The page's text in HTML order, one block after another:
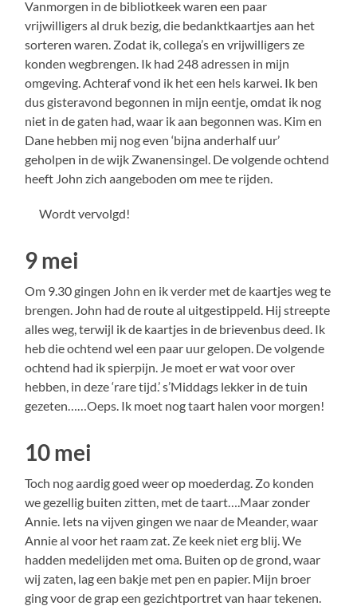
Vanmorgen in de bibliotkeek waren een paar
vrijwilligers al druk bezig, die bedanktkaartjes aan het
sorteren waren. Zodat ik, collega’s en vrijwilligers ze
konden wegbrengen. Ik had 248 adressen in mijn
omgeving. Achteraf vond ik het een hels karwei. Ik ben
dus gisteravond begonnen in mijn eentje, omdat ik nog
niet in de gaten had, waar ik aan begonnen was. Kim en
Dane hebben mij nog even ‘bijna anderhalf uur’
geholpen in de wijk Zwanensingel. De volgende ochtend
heeft John zich aangeboden om mee te rijden.
Wordt vervolgd!
9 mei
Om 9.30 gingen John en ik verder met de kaartjes weg te
brengen. John had de route al uitgestippeld. Hij streepte
alles weg, terwijl ik de kaartjes in de brievenbus deed. Ik
heb die ochtend wel een paar uur gelopen. De volgende
ochtend had ik spierpijn. Je moet er wat voor over
hebben, in deze ‘rare tijd.’ s’Middags lekker in de tuin
gezeten……Oeps. Ik moet nog taart halen voor morgen!
10 mei
Toch nog aardig goed weer op moederdag. Zo konden
we gezellig buiten zitten, met de taart….Maar zonder
Annie. Iets na vijven gingen we naar de Meander, waar
Annie al voor het raam zat. Ze keek niet erg blij. We
hadden medelijden met oma. Buiten op de grond, waar
wij zaten, lag een bakje met pen en papier. Mijn broer
ging voor de grap een gezichtportret van haar tekenen.